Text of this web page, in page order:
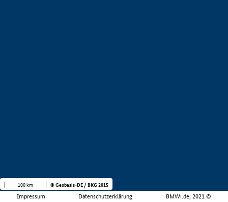
Impressum Datenschutzerklärung BMWi.de, 2021 ©
100 km © Geobasis-DE / BKG 2015